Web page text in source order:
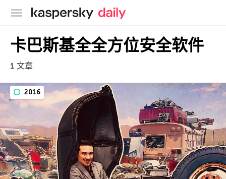
卡巴斯基官方博客
卡巴斯基全全方位安全软件
1 文章
2016